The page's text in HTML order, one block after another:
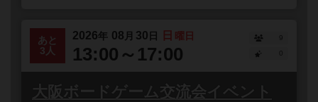
あと
3人
2026年 08 月 30 日 日 曜日
13:00～17:00
9
大阪ボードゲーム交流会イベント